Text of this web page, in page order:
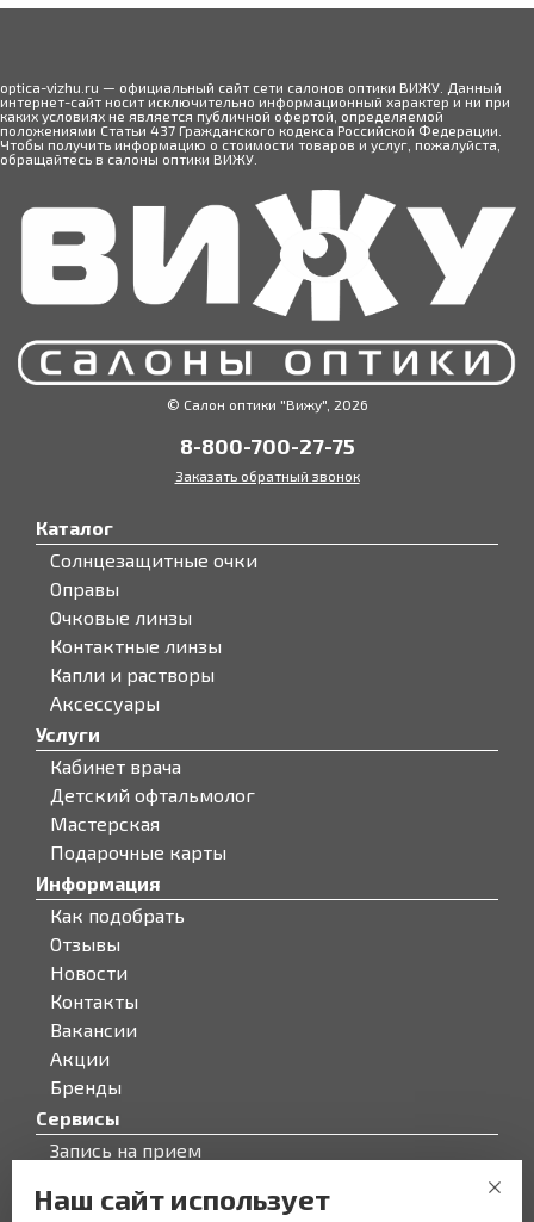
optica-vizhu.ru — официальный сайт сети салонов оптики ВИЖУ. Данный
интернет-сайт носит исключительно информационный характер и ни при
каких условиях не является публичной офертой, определяемой
положениями Статьи 437 Гражданского кодекса Российской Федерации.
Чтобы получить информацию о стоимости товаров и услуг, пожалуйста,
обращайтесь в салоны оптики ВИЖУ.
© Салон оптики "Вижу", 2026
8-800-700-27-75
Заказать обратный звонок
Каталог
Солнцезащитные очки
Оправы
Очковые линзы
Контактные линзы
Капли и растворы
Аксессуары
Услуги
Кабинет врача
Детский офтальмолог
Мастерская
Подарочные карты
Информация
Как подобрать
Отзывы
Новости
Контакты
Вакансии
Акции
Бренды
Сервисы
Запись на прием
О компании
Наш сайт использует